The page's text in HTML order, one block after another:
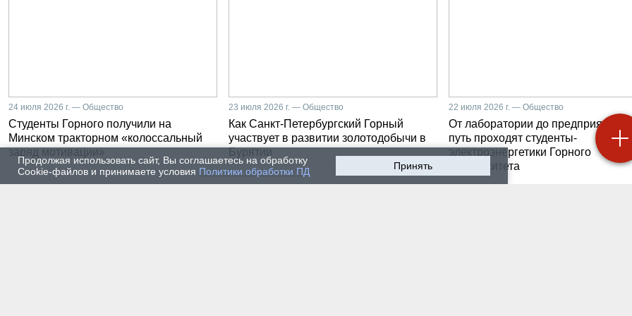
Продолжая использовать сайт, Вы соглашаетесь на обработку
Cookie-файлов и принимаете условия Политики обработки ПД Принять
24 июля 2026 г. — Общество
Студенты Горного получили на
Минском тракторном «колоссальный
заряд мотивации»
23 июля 2026 г. — Общество
Как Санкт-Петербургский Горный
участвует в развитии золотодобычи в
Бурятии
22 июля 2026 г. — Общество
От лаборатории до предприятия:
путь проходят студенты-
электроэнергетики Горного
университета